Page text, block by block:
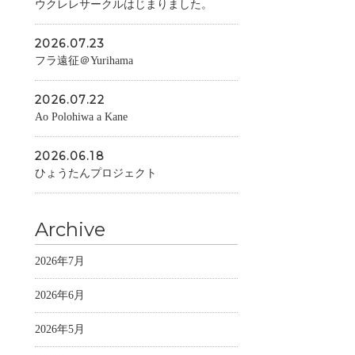
ウクレレサークルはじまりました。
2026.07.23
フラ遠征＠Yurihama
2026.07.22
Ao Polohiwa a Kane
2026.06.18
ひょうたんプロジェクト
Archive
2026年7月
2026年6月
2026年5月